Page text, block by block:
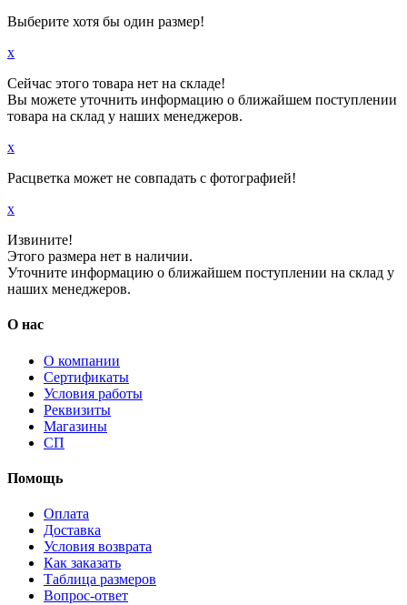
Выберите хотя бы один размер!
x
Сейчас этого товара нет на складе!
Вы можете уточнить информацию о ближайшем поступлении
товара на склад у наших менеджеров.
x
Расцветка может не совпадать с фотографией!
x
Извините!
Этого размера нет в наличии.
Уточните информацию о ближайшем поступлении на склад у
наших менеджеров.
О нас
О компании
Сертификаты
Условия работы
Реквизиты
Магазины
СП
Помощь
Оплата
Доставка
Условия возврата
Как заказать
Таблица размеров
Вопрос-ответ